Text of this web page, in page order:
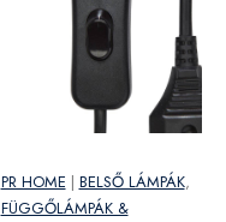
PR HOME | BELSŐ LÁMPÁK,
FÜGGŐLÁMPÁK &